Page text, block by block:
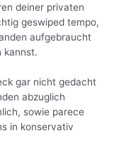
deiner privaten
geswiped tempo,
aufgebraucht
kannst.
gar nicht gedacht
abzuglich
sowie parece
in konservativ